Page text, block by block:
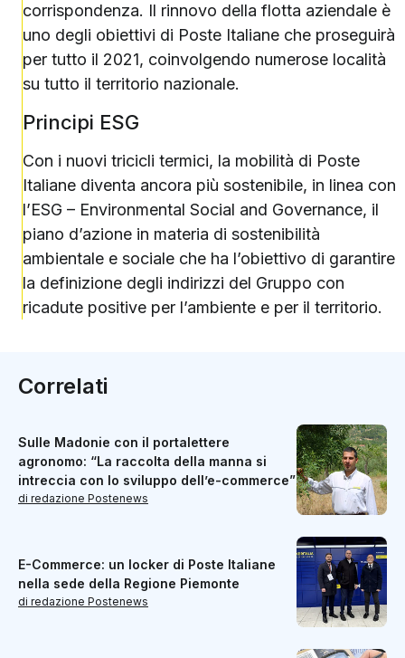
corrispondenza. Il rinnovo della flotta aziendale è
uno degli obiettivi di Poste Italiane che proseguirà
per tutto il 2021, coinvolgendo numerose località
su tutto il territorio nazionale.
Principi ESG
Con i nuovi tricicli termici, la mobilità di Poste
Italiane diventa ancora più sostenibile, in linea con
l’ESG – Environmental Social and Governance, il
piano d’azione in materia di sostenibilità
ambientale e sociale che ha l’obiettivo di garantire
la definizione degli indirizzi del Gruppo con
ricadute positive per l’ambiente e per il territorio.
Correlati
Sulle Madonie con il portalettere
agronomo: “La raccolta della manna si
intreccia con lo sviluppo dell’e-commerce”
di redazione Postenews
E-Commerce: un locker di Poste Italiane
nella sede della Regione Piemonte
di redazione Postenews